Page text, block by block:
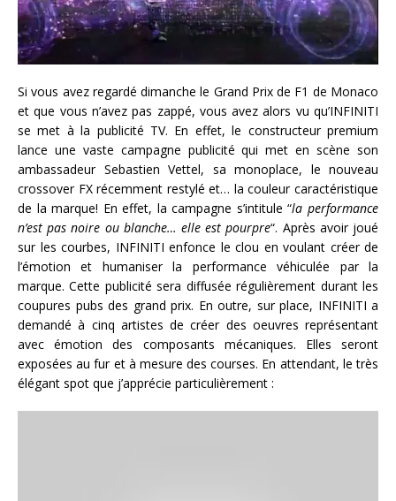
Si vous avez regardé dimanche le Grand Prix de F1 de Monaco
et que vous n’avez pas zappé, vous avez alors vu qu’INFINITI
se met à la publicité TV. En effet, le constructeur premium
lance une vaste campagne publicité qui met en scène son
ambassadeur Sebastien Vettel, sa monoplace, le nouveau
crossover FX récemment restylé et… la couleur caractéristique
de la marque! En effet, la campagne s’intitule “la performance
n’est pas noire ou blanche… elle est pourpre“. Après avoir joué
sur les courbes, INFINITI enfonce le clou en voulant créer de
l’émotion et humaniser la performance véhiculée par la
marque. Cette publicité sera diffusée régulièrement durant les
coupures pubs des grand prix. En outre, sur place, INFINITI a
demandé à cinq artistes de créer des oeuvres représentant
avec émotion des composants mécaniques. Elles seront
exposées au fur et à mesure des courses. En attendant, le très
élégant spot que j’apprécie particulièrement :